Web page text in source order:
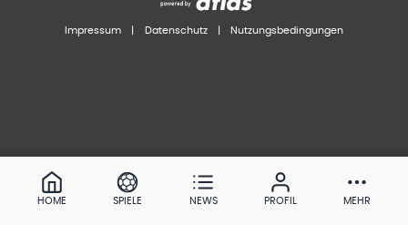
Impressum Datenschutz Nutzungsbedingungen
HOME SPIELE NEWS PROFIL MEHR